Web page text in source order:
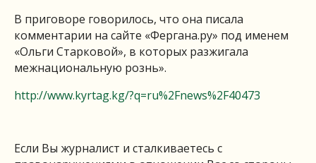
В приговоре говорилось, что она писала
комментарии на сайте «Фергана.ру» под именем
«Ольги Старковой», в которых разжигала
межнациональную рознь».
http://www.kyrtag.kg/?q=ru%2Fnews%2F40473
Если Вы журналист и сталкиваетесь с